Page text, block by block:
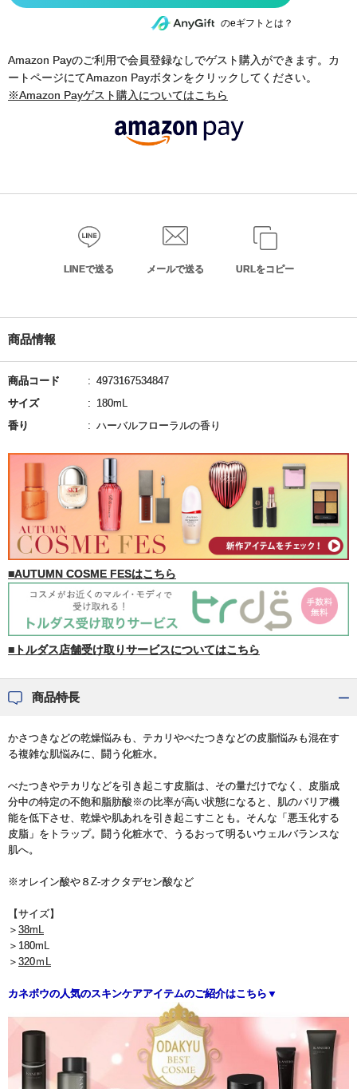
のeギフトとは？
Amazon Payのご利用で会員登録なしでゲスト購入ができます。カ
ートページにてAmazon Payボタンをクリックしてください。
※Amazon Payゲスト購入についてはこちら
LINEで送る メールで送る URLをコピー
商品情報
商品コード
4973167534847
サイズ
180mL
香り
ハーバルフローラルの香り
■AUTUMN COSME FESはこちら
■トルダス店舗受け取りサービスについてはこちら
商品特長
かさつきなどの乾燥悩みも、テカリやべたつきなどの皮脂悩みも混在す
る複雑な肌悩みに、闘う化粧水。
べたつきやテカリなどを引き起こす皮脂は、その量だけでなく、皮脂成
分中の特定の不飽和脂肪酸※の比率が高い状態になると、肌のバリア機
能を低下させ、乾燥や肌あれを引き起こすことも。そんな「悪玉化する
皮脂」をトラップ。闘う化粧水で、うるおって明るいウェルバランスな
肌へ。
※オレイン酸や８Z-オクタデセン酸など
【サイズ】
＞ 38mL
＞180mL
＞ 320ｍL
カネボウの人気のスキンケアアイテムのご紹介はこちら▼